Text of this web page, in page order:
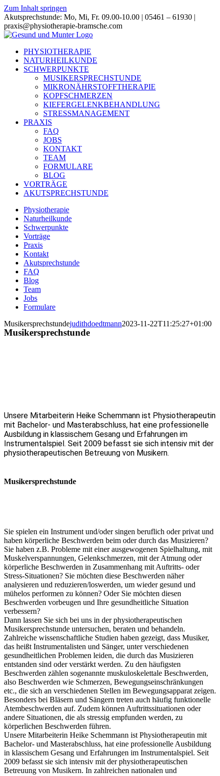
Zum Inhalt springen
Akutsprechstunde: Mo, Mi, Fr. 09.00-10.00 | 05461 – 61930 |
praxis@physiotherapie-bramsche.com
PHYSIOTHERAPIE
NATURHEILKUNDE
SCHWERPUNKTE
MUSIKERSPRECHSTUNDE
MIKRONÄHRSTOFFTHERAPIE
KOPFSCHMERZEN
KIEFERGELENKBEHANDLUNG
STRESSMANAGEMENT
PRAXIS
FAQ
JOBS
KONTAKT
TEAM
FORMULARE
BLOG
VORTRÄGE
AKUTSPRECHSTUNDE
Physiotherapie
Naturheilkunde
Schwerpunkte
Vorträge
Praxis
Kontakt
Akutsprechstunde
FAQ
Blog
Team
Jobs
Formulare
Musikersprechstundejudithdoedtmann2023-11-22T11:25:27+01:00
Musikersprechstunde
Unsere Mitarbeiterin Heike Schemmann ist Physiotherapeutin
mit Bachelor- und Masterabschluss, hat eine professionelle
Ausbildung in klassischem Gesang und Erfahrungen im
Instrumentalspiel. Seit 2009 befasst sie sich intensiv mit der
physiotherapeutischen Betreuung von Musikern.
Musikersprechstunde
Sie spielen ein Instrument und/oder singen beruflich oder privat und
haben körperliche Beschwerden beim oder durch das Musizieren?
Sie haben z.B. Probleme mit einer ausgewogenen Spielhaltung, mit
Muskelverspannungen, Gelenkschmerzen, mit der Atmung oder
körperliche Beschwerden in Zusammenhang mit Auftritts- oder
Stress-Situationen? Sie möchten diese Beschwerden näher
analysieren und reduzieren/loswerden, um wieder gesund und
mühelos performen zu können? Oder Sie möchten diesen
Beschwerden vorbeugen und Ihre gesundheitliche Situation
verbessern?
Dann lassen Sie sich bei uns in der physiotherapeutischen
Musikersprechstunde untersuchen, beraten und behandeln.
Zahlreiche wissenschaftliche Studien haben gezeigt, dass Musiker,
das heißt Instrumentalisten und Sänger, unter verschiedenen
gesundheitlichen Problemen leiden, die durch das Musizieren
entstanden sind oder verstärkt werden. Zu den häufigsten
Beschwerden zählen sogenannte muskuloskelettale Beschwerden,
also Beschwerden wie Schmerzen, Bewegungseinschränkungen
etc., die sich an verschiedenen Stellen im Bewegungsapparat zeigen.
Besonders bei Bläsern und Sängern treten auch häufig funktionelle
Atembeschwerden auf. Zudem können Auftrittssituationen oder
andere Situationen, die als stressig empfunden werden, zu
körperlichen Beschwerden führen.
Unsere Mitarbeiterin Heike Schemmann ist Physiotherapeutin mit
Bachelor- und Masterabschluss, hat eine professionelle Ausbildung
in klassischem Gesang und Erfahrungen im Instrumentalspiel. Seit
2009 befasst sie sich intensiv mit der physiotherapeutischen
Betreuung von Musikern. In zahlreichen nationalen und